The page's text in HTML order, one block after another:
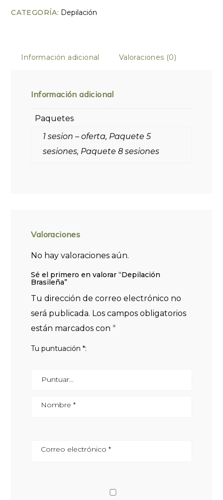
CATEGORÍA: Depilación
Información adicional Valoraciones (0)
Información adicional
Paquetes
1 sesion – oferta, Paquete 5
sesiones, Paquete 8 sesiones
Valoraciones
No hay valoraciones aún.
Sé el primero en valorar “Depilación
Brasileña”
Tu dirección de correo electrónico no
será publicada. Los campos obligatorios
están marcados con*
Tu puntuación*
Nombre*
Correo electrónico*